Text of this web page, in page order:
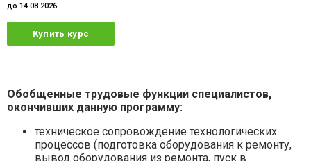
до 14.08.2026
Купить курс
Обобщенные трудовые функции специалистов,
окончивших данную программу:
техническое сопровождение технологических
процессов (подготовка оборудования к ремонту,
вывод оборудования из ремонта, пуск в